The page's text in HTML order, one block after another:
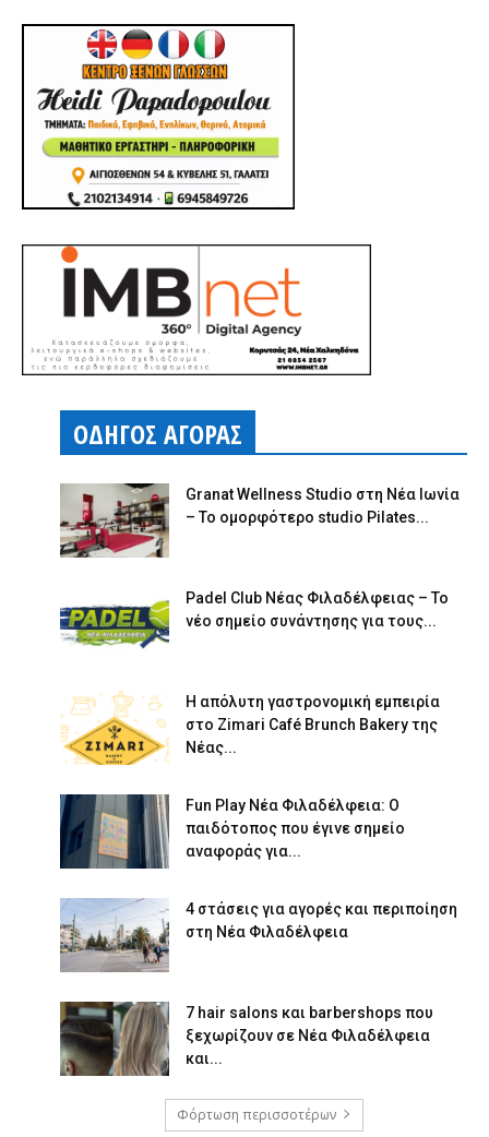
ΟΔΗΓΟΣ ΑΓΟΡΑΣ
Granat Wellness Studio στη Νέα Ιωνία
– Το ομορφότερο studio Pilates...
Padel Club Νέας Φιλαδέλφειας – Το
νέο σημείο συνάντησης για τους...
Η απόλυτη γαστρονομική εμπειρία
στο Zimari Café Brunch Bakery της
Νέας...
Fun Play Νέα Φιλαδέλφεια: Ο
παιδότοπος που έγινε σημείο
αναφοράς για...
4 στάσεις για αγορές και περιποίηση
στη Νέα Φιλαδέλφεια
7 hair salons και barbershops που
ξεχωρίζουν σε Νέα Φιλαδέλφεια
και...
Φόρτωση περισσοτέρων